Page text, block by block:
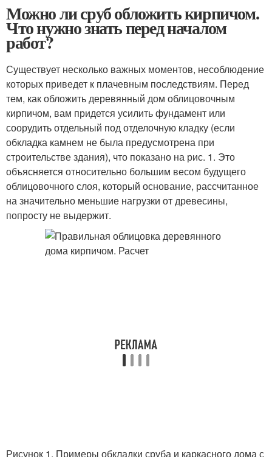
Можно ли сруб обложить кирпичом.
Что нужно знать перед началом
работ?
Существует несколько важных моментов, несоблюдение
которых приведет к плачевным последствиям. Перед
тем, как обложить деревянный дом облицовочным
кирпичом, вам придется усилить фундамент или
соорудить отдельный под отделочную кладку (если
обкладка камнем не была предусмотрена при
строительстве здания), что показано на рис. 1. Это
объясняется относительно большим весом будущего
облицовочного слоя, который основание, рассчитанное
на значительно меньшие нагрузки от древесины,
попросту не выдержит.
Рисунок 1. Примеры обкладки сруба и каркасного дома с